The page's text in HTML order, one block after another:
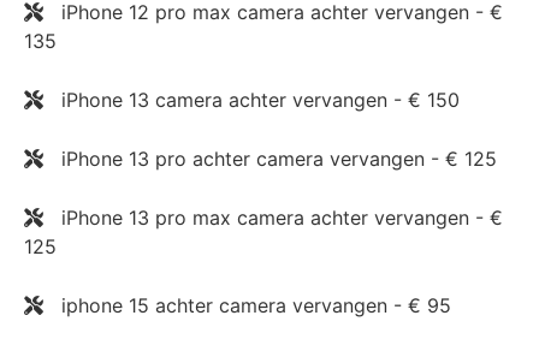
iPhone 12 pro max camera achter vervangen - €
135
iPhone 13 camera achter vervangen - € 150
iPhone 13 pro achter camera vervangen - € 125
iPhone 13 pro max camera achter vervangen - €
125
iphone 15 achter camera vervangen - € 95